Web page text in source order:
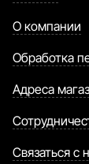
О компании
Обработка
Адреса
Связаться с